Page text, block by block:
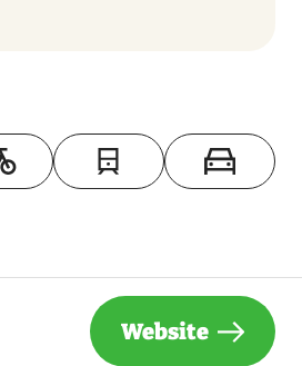
Toon op kaart
Website